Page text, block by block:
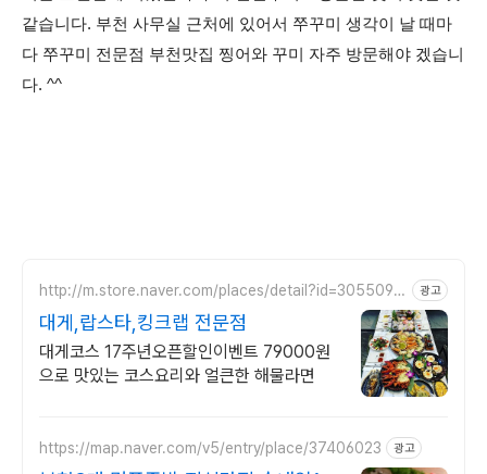
같습니다. 부천 사무실 근처에 있어서 쭈꾸미 생각이 날 때마
다 쭈꾸미 전문점 부천맛집 찡어와 꾸미 자주 방문해야 겠습니
다. ^^
http://m.store.naver.com/places/detail?id=3055094
광고
대게,랍스타,킹크랩 전문점
대게코스 17주년오픈할인이벤트 79000원
으로 맛있는 코스요리와 얼큰한 해물라면
https://map.naver.com/v5/entry/place/37406023 광고